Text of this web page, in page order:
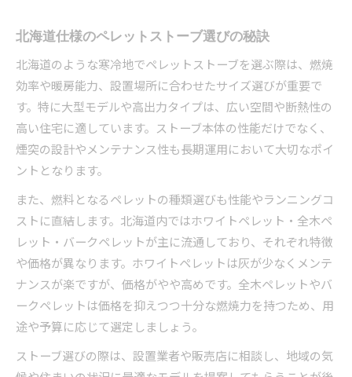
北海道仕様のペレットストーブ選びの秘訣
北海道のような寒冷地でペレットストーブを選ぶ際は、燃焼
効率や暖房能力、設置場所に合わせたサイズ選びが重要で
す。特に大型モデルや高出力タイプは、広い空間や断熱性の
高い住宅に適しています。ストーブ本体の性能だけでなく、
煙突の設計やメンテナンス性も長期運用において大切なポイ
ントとなります。
また、燃料となるペレットの種類選びも性能やランニングコ
ストに直結します。北海道内ではホワイトペレット・全木ペ
レット・バークペレットが主に流通しており、それぞれ特徴
や価格が異なります。ホワイトペレットは灰が少なくメンテ
ナンスが楽ですが、価格がやや高めです。全木ペレットやバ
ークペレットは価格を抑えつつ十分な燃焼力を持つため、用
途や予算に応じて選定しましょう。
ストーブ選びの際は、設置業者や販売店に相談し、地域の気